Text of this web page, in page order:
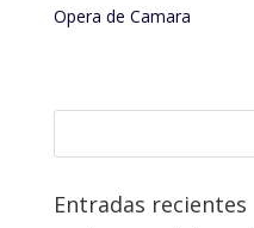
Opera de Camara
Entradas recientes